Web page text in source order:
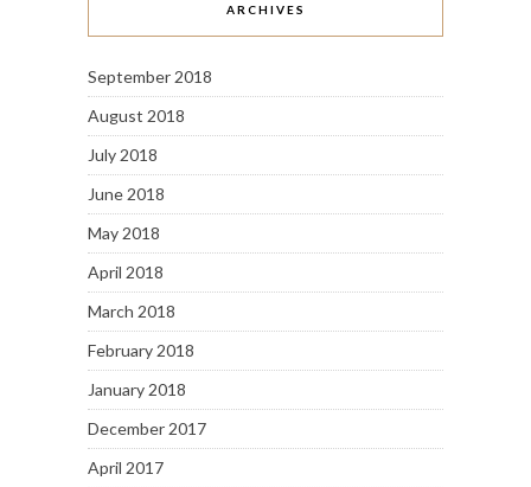
ARCHIVES
September 2018
August 2018
July 2018
June 2018
May 2018
April 2018
March 2018
February 2018
January 2018
December 2017
April 2017